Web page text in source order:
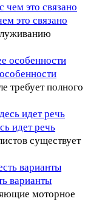
это связано
требует полного
идет речь
существует
варианты
моторное